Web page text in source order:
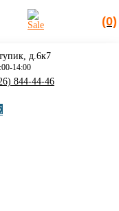
(0)
д.6к7
14:00
844-44-46
чугуна
250х250 PN16
с